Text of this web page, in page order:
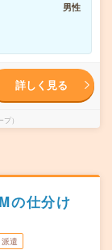
男性
詳しく見る
）
の仕分け
派遣